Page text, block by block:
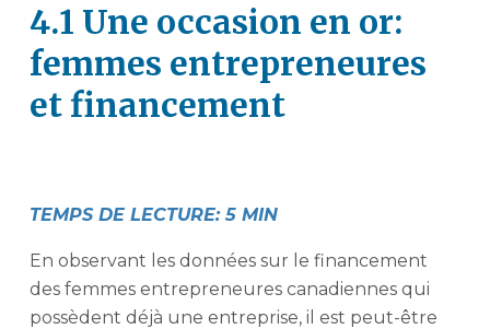
4.1 Une occasion en or:
femmes entrepreneures
et financement
TEMPS DE LECTURE: 5 MIN
En observant les données sur le financement
des femmes entrepreneures canadiennes qui
possèdent déjà une entreprise, il est peut-être